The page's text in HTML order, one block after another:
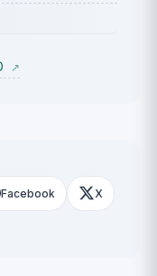
↗
Facebook X